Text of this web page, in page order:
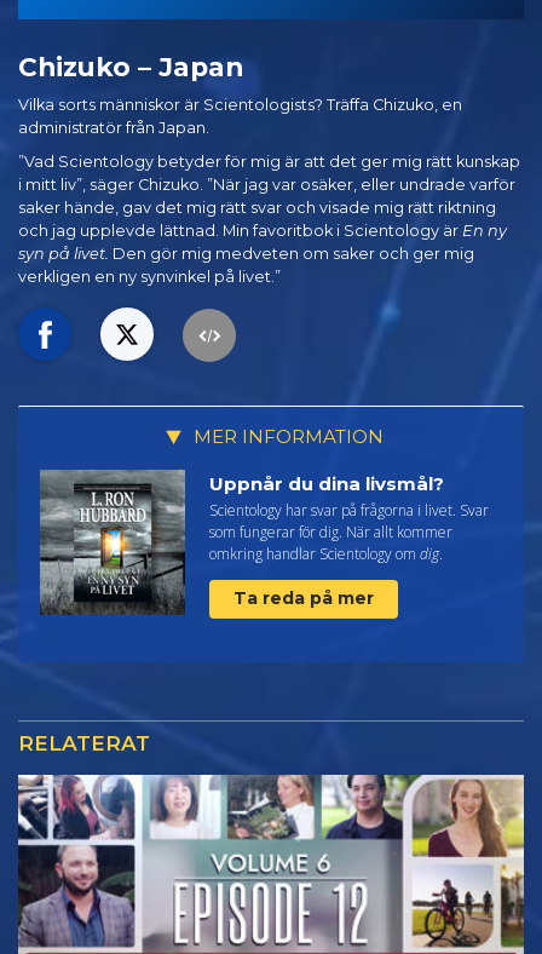
Chizuko – Japan
Vilka sorts människor är Scientologists? Träffa Chizuko, en
administratör från Japan.
”Vad Scientology betyder för mig är att det ger mig rätt kunskap
i mitt liv”, säger Chizuko. ”När jag var osäker, eller undrade varför
saker hände, gav det mig rätt svar och visade mig rätt riktning
och jag upplevde lättnad. Min favoritbok i Scientology är En ny
syn på livet. Den gör mig medveten om saker och ger mig
verkligen en ny synvinkel på livet.”
MER INFORMATION
Uppnår du dina livsmål?
Scientology har svar på frågorna i livet. Svar
som fungerar för dig. När allt kommer
omkring handlar Scientology om dig.
Ta reda på mer
RELATERAT